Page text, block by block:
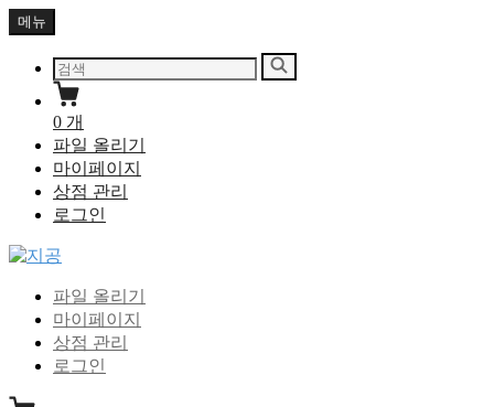
Skip
to
content
메뉴
다
음
을
검
색:
검
색
0 개
파일 올리기
마이페이지
상점 관리
로그인
지공
지식을 공유하다
파일 올리기
마이페이지
상점 관리
로그인